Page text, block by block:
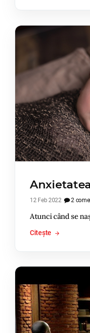
12 Feb 2022 2
Atunci când se
Citește